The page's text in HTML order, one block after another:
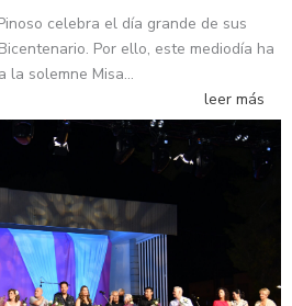
celebra el día grande de sus
Por ello, este mediodía ha
la solemne Misa…
leer más